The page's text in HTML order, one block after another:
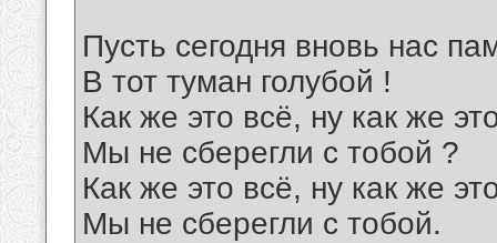
Пусть сегодня вновь нас
В тот туман голубой !
Как же это всё, ну как же
Мы не сберегли с тобой ?
Как же это всё, ну как же
Мы не сберегли с тобой.